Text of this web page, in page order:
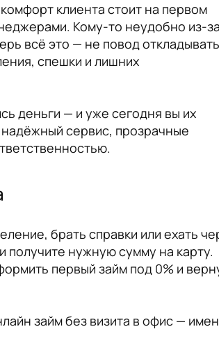
клиента стоит на первом
Кому-то неудобно из-за
всё это — не повод
спешки и лишних
деньги — и уже сегодня вы их
сервис, прозрачные
брать справки или ехать
получите нужную сумму на карту.
первый займ под 0% и
займ без визита в офис —